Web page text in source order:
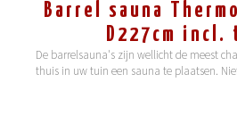
Barrel sauna
D227cm incl.
De barrelsauna's zijn wellicht de meest
thuis in uw tuin een sauna te plaatsen.